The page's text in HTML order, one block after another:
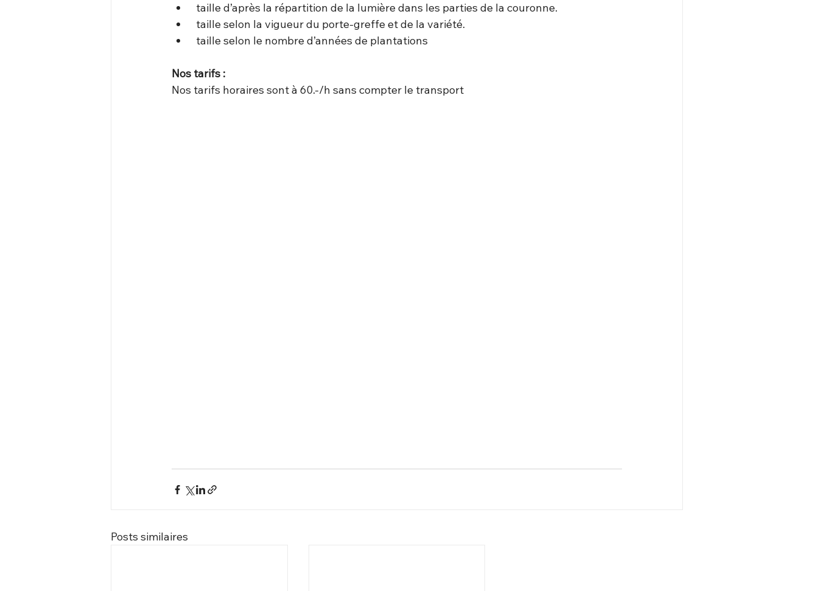
taille d’après la répartition de la lumière dans les parties de la couronne.
taille selon la vigueur du porte-greffe et de la variété.
taille selon le nombre d’années de plantations
Nos tarifs :
Nos tarifs horaires sont à 60.-/h sans compter le transport
Posts similaires